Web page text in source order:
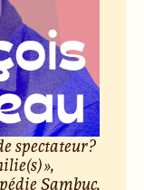
spectateur ?
»,
Sambuc,